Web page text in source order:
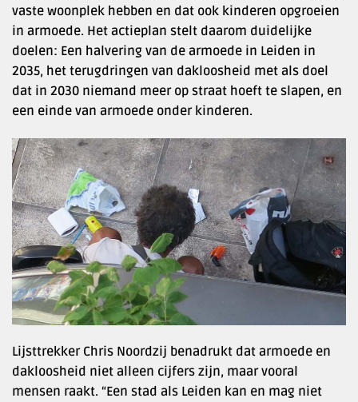
vaste woonplek hebben en dat ook kinderen opgroeien
in armoede. Het actieplan stelt daarom duidelijke
doelen: Een halvering van de armoede in Leiden in
2035, het terugdringen van dakloosheid met als doel
dat in 2030 niemand meer op straat hoeft te slapen, en
een einde van armoede onder kinderen.
Lijsttrekker Chris Noordzij benadrukt dat armoede en
dakloosheid niet alleen cijfers zijn, maar vooral
mensen raakt. “Een stad als Leiden kan en mag niet